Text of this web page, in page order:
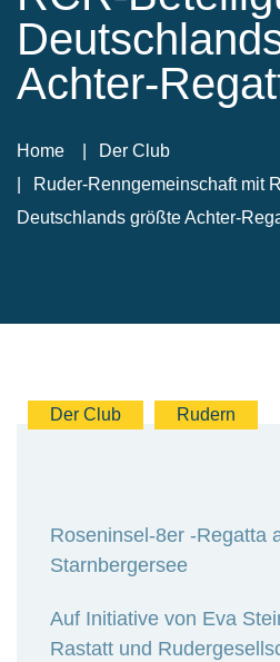
Achter-
Home
Der Club
Ruder-Renngemeinschaft mit
Deutschlands größte Achter-
Der Club Rudern
Roseninsel-8er -Regatta
Starnbergersee
Auf Initiative von Eva
Rastatt und